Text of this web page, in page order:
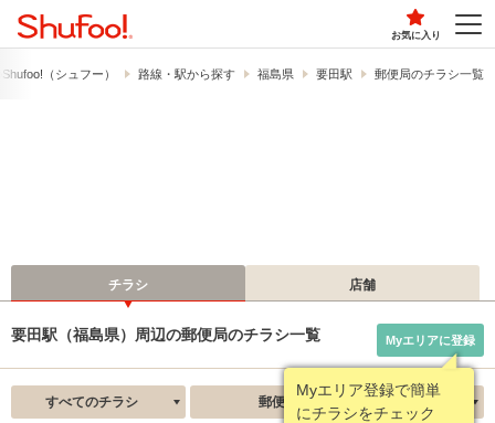
お気に入り
（シュフー） 路線・駅から探す 福島県 要田駅 郵便局のチラシ一覧
チラシ 店舗
要田駅（福島県）周辺の郵便局のチラシ一覧
Myエリア登録で簡単
にチラシをチェック
Myエリアに登録
すべてのチラシ 郵便局 新着順